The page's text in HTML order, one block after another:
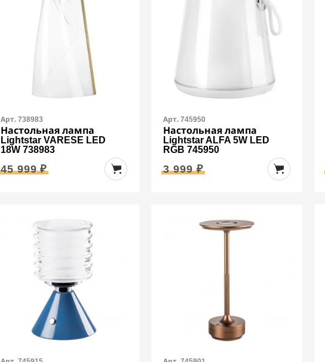
Арт. 738983
Настольная лампа
Lightstar VARESE LED
18W 738983
45 999 ₽
Арт. 745950
Настольная лампа
Lightstar ALFA 5W LED
RGB 745950
3 999 ₽